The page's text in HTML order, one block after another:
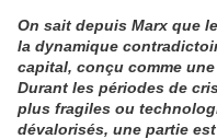
On sait depuis Marx que
la dynamique
capital, conçu comme
Durant les périodes de
plus fragiles ou
dévalorisés, une partie